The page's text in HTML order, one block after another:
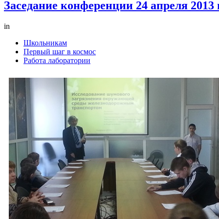
Заседание конференции 24 апреля 2013
in
Школьникам
Первый шаг в космос
Работа лаборатории